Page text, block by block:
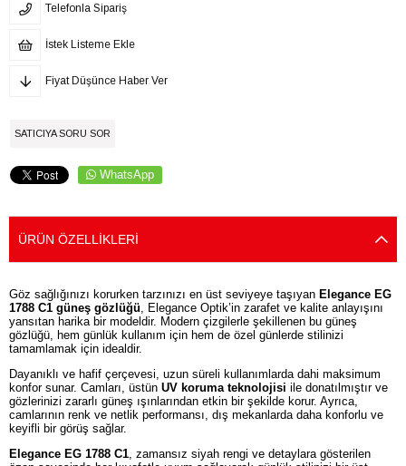
Telefonla Sipariş
İstek Listeme Ekle
Fiyat Düşünce Haber Ver
SATICIYA SORU SOR
WhatsApp
ÜRÜN ÖZELLIKLERI
Göz sağlığınızı korurken tarzınızı en üst seviyeye taşıyan Elegance EG
1788 C1 güneş gözlüğü, Elegance Optik’in zarafet ve kalite anlayışını
yansıtan harika bir modeldir. Modern çizgilerle şekillenen bu güneş
gözlüğü, hem günlük kullanım için hem de özel günlerde stilinizi
tamamlamak için idealdir.
Dayanıklı ve hafif çerçevesi, uzun süreli kullanımlarda dahi maksimum
konfor sunar. Camları, üstün UV koruma teknolojisi ile donatılmıştır ve
gözlerinizi zararlı güneş ışınlarından etkin bir şekilde korur. Ayrıca,
camlarının renk ve netlik performansı, dış mekanlarda daha konforlu ve
keyifli bir görüş sağlar.
Elegance EG 1788 C1 , zamansız siyah rengi ve detaylara gösterilen